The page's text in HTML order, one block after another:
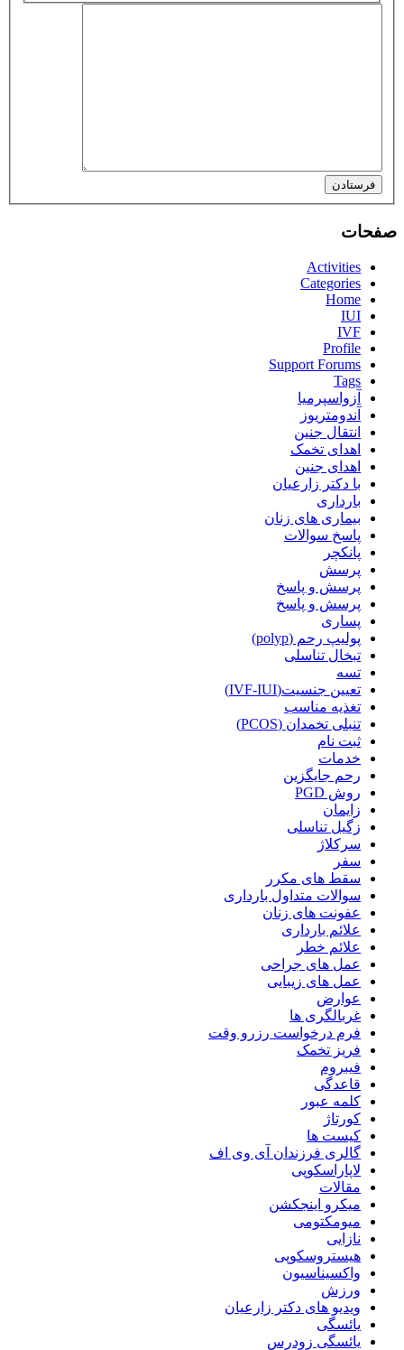
فرستادن
صفحات
Activities
Categories
Home
IUI
IVF
Profile
Support Forums
Tags
آزواسپرمیا
آندومتریوز
انتقال جنین
اهدای تخمک
اهدای جنین
با دکتر زارعیان
بارداری
بیماری های زنان
پاسخ سوالات
پانکچر
پرسش
پرسش و پاسخ
پرسش و پاسخ
پساری
پولیپ رحم (polyp)
تبخال تناسلی
تسه
تعیین جنسیت(IVF-IUI)
تغذیه مناسب
تنبلی تخمدان (PCOS)
ثبت نام
خدمات
رحم جایگزین
روش PGD
زایمان
زگیل تناسلی
سرکلاژ
سفر
سقط های مکرر
سوالات متداول بارداری
عفونت های زنان
علائم بارداری
علائم خطر
عمل های جراحی
عمل های زیبایی
عوارض
غربالگری ها
فرم درخواست رزرو وقت
فریز تخمک
فیبروم
قاعدگی
کلمه عبور
کورتاژ
کیست ها
گالری فرزندان آی وی اف
لاپاراسکوپی
مقالات
میکرو اینجکشن
میومکتومی
نازایی
هیستروسکوپی
واکسیناسیون
ورزش
ویدیو های دکتر زارعیان
یائسگی
یائسگی زودرس